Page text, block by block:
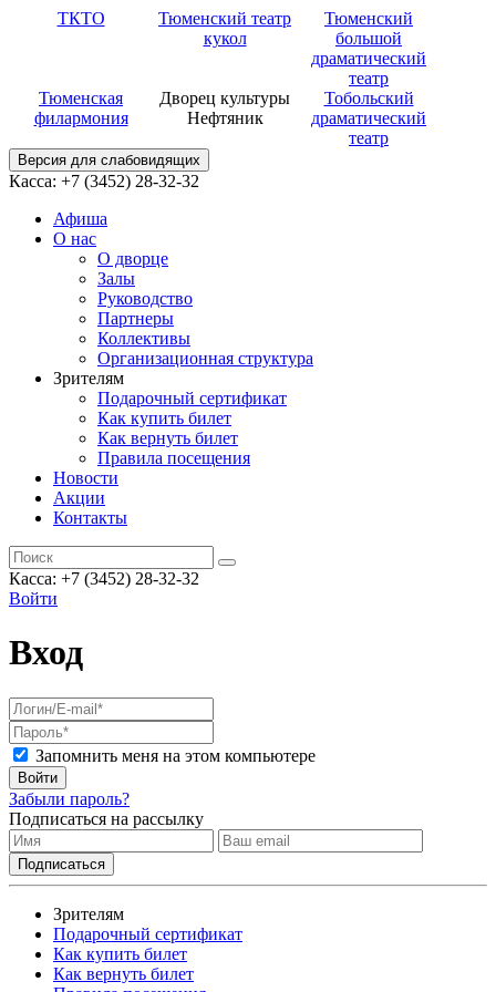
ТКТО
Тюменский театр
кукол
Тюменский
большой
драматический
театр
Тюменская
филармония
Дворец культуры
Нефтяник
Тобольский
драматический
театр
Версия для слабовидящих
Касса: +7 (3452) 28-32-32
Афиша
О нас
О дворце
Залы
Руководство
Партнеры
Коллективы
Организационная структура
Зрителям
Подарочный сертификат
Как купить билет
Как вернуть билет
Правила посещения
Новости
Акции
Контакты
Касса: +7 (3452) 28-32-32
Войти
Вход
Запомнить меня на этом компьютере
Войти
Забыли пароль?
Подписаться на рассылку
Зрителям
Подарочный сертификат
Как купить билет
Как вернуть билет